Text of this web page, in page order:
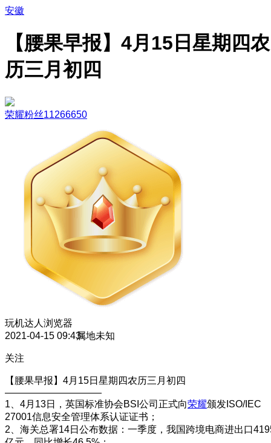
安徽
【腰果早报】4月15日星期四农
历三月初四
荣耀粉丝11266650
玩机达人 浏览器
2021-04-15 09:43属地未知
关注
【腰果早报】4月15日星期四农历三月初四
——————————
1、4月13日，英国标准协会BSI公司正式向荣耀颁发ISO/IEC
27001信息安全管理体系认证证书；
2、海关总署14日公布数据：一季度，我国跨境电商进出口